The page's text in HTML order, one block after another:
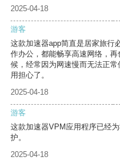
2025-04-18
游客
这款加速器app简直是居家旅行
作办公，都能畅享高速网络，
候，经常因为网速慢而无法正
用担心了。
2025-04-18
游客
这款加速器VPM应用程序已经
护。
2025-04-18